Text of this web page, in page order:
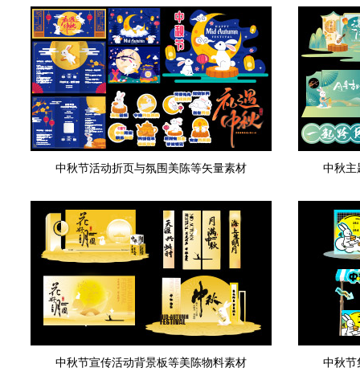
中秋节活动折页与氛围美陈等矢量素材 中秋主
中秋节宣传活动背景板等美陈物料素材 中秋节